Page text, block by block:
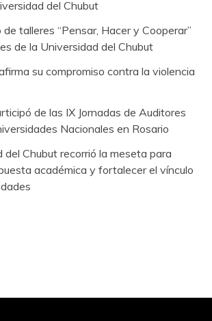
del Chubut
de talleres “Pensar, Hacer y Cooperar”
de la Universidad del Chubut
su compromiso contra la violencia
de las IX Jornadas de Auditores
Nacionales en Rosario
del Chubut recorrió la meseta para
académica y fortalecer el vínculo